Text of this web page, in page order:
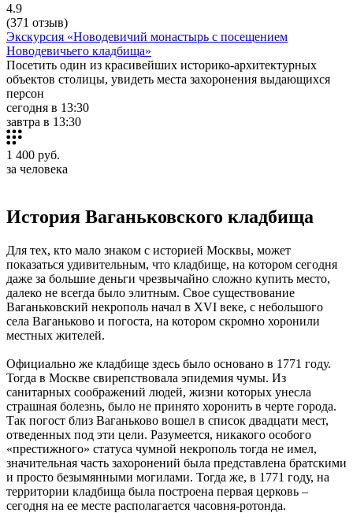
4.9
(371 отзыв)
Экскурсия «Новодевичий монастырь с посещением
Новодевичьего кладбища»
Посетить один из красивейших историко-архитектурных
объектов столицы, увидеть места захоронения выдающихся
персон
сегодня в 13:30
завтра в 13:30
1 400 руб.
за человека
История Ваганьковского кладбища
Для тех, кто мало знаком с историей Москвы, может
показаться удивительным, что кладбище, на котором сегодня
даже за большие деньги чрезвычайно сложно купить место,
далеко не всегда было элитным. Свое существование
Ваганьковский некрополь начал в XVI веке, с небольшого
села Ваганьково и погоста, на котором скромно хоронили
местных жителей.
Официально же кладбище здесь было основано в 1771 году.
Тогда в Москве свирепствовала эпидемия чумы. Из
санитарных соображений людей, жизни которых унесла
страшная болезнь, было не принято хоронить в черте города.
Так погост близ Ваганьково вошел в список двадцати мест,
отведенных под эти цели. Разумеется, никакого особого
«престижного» статуса чумной некрополь тогда не имел,
значительная часть захоронений была представлена братскими
и просто безымянными могилами. Тогда же, в 1771 году, на
территории кладбища была построена первая церковь –
сегодня на ее месте располагается часовня-ротонда.